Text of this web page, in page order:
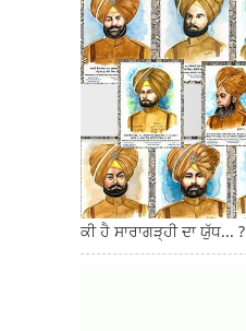
ਕੀ ਹੈ ਸਾਰਾਗੜ੍ਹੀ ਦਾ ਯੁੱਧ... ?